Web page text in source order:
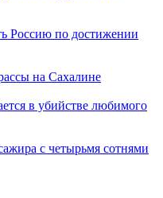
Россию по достижении
на Сахалине
в убийстве любимого
с четырьмя сотнями